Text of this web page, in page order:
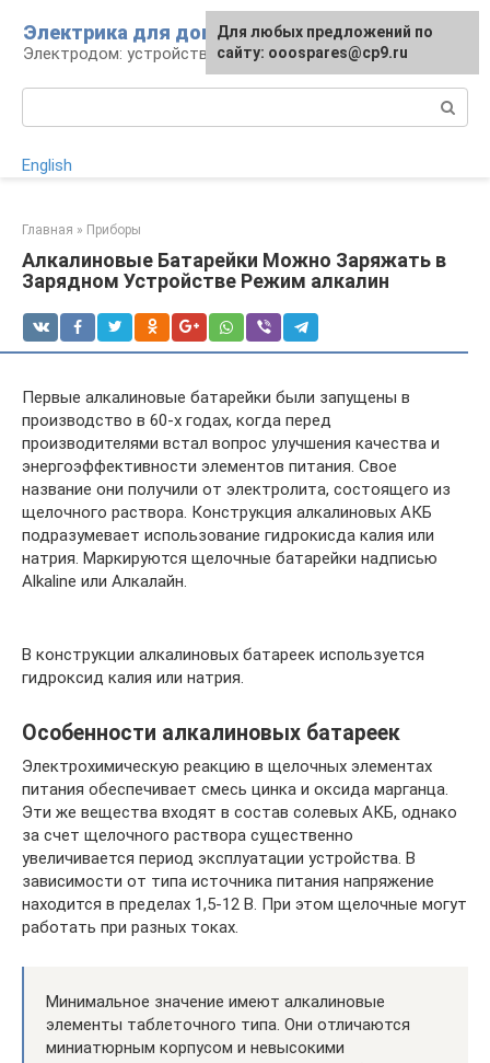
контенту
Электрика для дома
Электродом: устройства, кабели, ремонт
English
Главная » Приборы
Алкалиновые Батарейки Можно Заряжать в
Зарядном Устройстве Режим алкалин
Первые алкалиновые батарейки были запущены в
производство в 60-х годах, когда перед
производителями встал вопрос улучшения качества и
энергоэффективности элементов питания. Свое
название они получили от электролита, состоящего из
щелочного раствора. Конструкция алкалиновых АКБ
подразумевает использование гидрокисда калия или
натрия. Маркируются щелочные батарейки надписью
Alkaline или Алкалайн.
В конструкции алкалиновых батареек используется
гидроксид калия или натрия.
Особенности алкалиновых батареек
Электрохимическую реакцию в щелочных элементах
питания обеспечивает смесь цинка и оксида марганца.
Эти же вещества входят в состав солевых АКБ, однако
за счет щелочного раствора существенно
увеличивается период эксплуатации устройства. В
зависимости от типа источника питания напряжение
находится в пределах 1,5-12 В. При этом щелочные могут
работать при разных токах.
Минимальное значение имеют алкалиновые
элементы таблеточного типа. Они отличаются
миниатюрным корпусом и невысокими
Для любых предложений по
сайту: ooospares@cp9.ru